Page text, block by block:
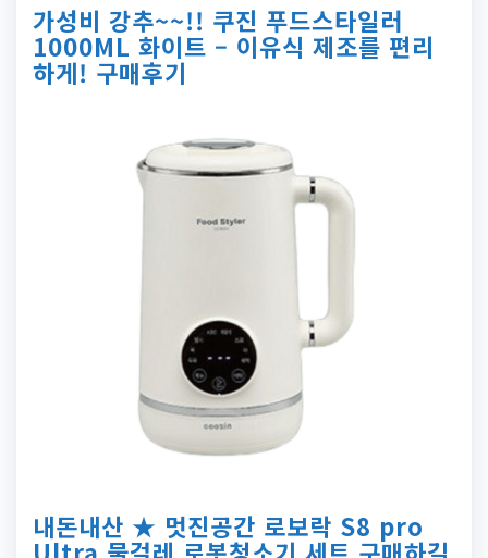
가성비 강추~~!! 쿠진 푸드스타일러
1000ML 화이트 – 이유식 제조를 편리
하게! 구매후기
내돈내산 ★ 멋진공간 로보락 S8 pro